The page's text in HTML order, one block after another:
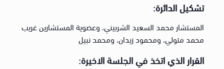
تشكيل الدائرة:
المستشار محمد السعيد الشربيني، وعضوية المستشارين غريب
محمد متولي، ومحمود زيدان، ومحمد نبيل
القرار الذي اتخذ في الجلسة الاخيرة: